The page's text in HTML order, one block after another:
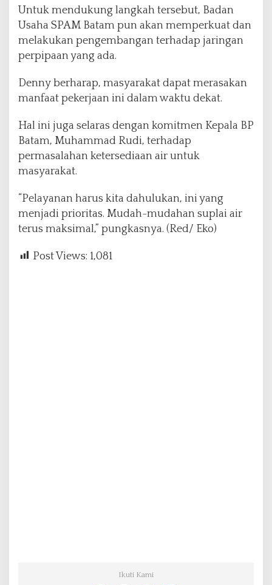
Untuk mendukung langkah tersebut, Badan
Usaha SPAM Batam pun akan memperkuat dan
melakukan pengembangan terhadap jaringan
perpipaan yang ada.
Denny berharap, masyarakat dapat merasakan
manfaat pekerjaan ini dalam waktu dekat.
Hal ini juga selaras dengan komitmen Kepala BP
Batam, Muhammad Rudi, terhadap
permasalahan ketersediaan air untuk
masyarakat.
“Pelayanan harus kita dahulukan, ini yang
menjadi prioritas. Mudah-mudahan suplai air
terus maksimal,” pungkasnya. (Red/ Eko)
Post Views: 1,081
Ikuti Kami